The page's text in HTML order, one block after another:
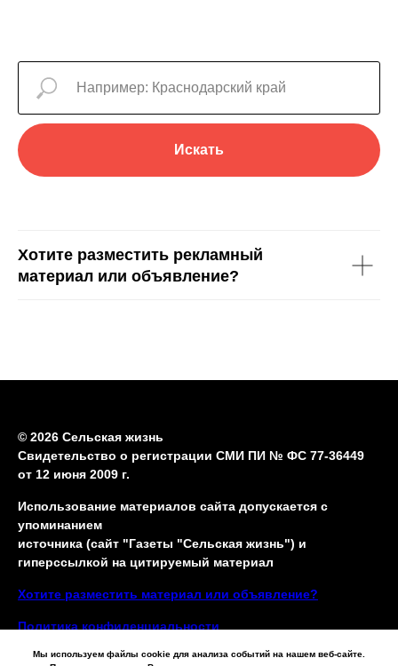
Искать
Хотите разместить рекламный
материал или объявление?
© 2026 Сельская жизнь
Свидетельство о регистрации СМИ ПИ № ФС 77-36449
от 12 июня 2009 г.
Использование материалов сайта допускается с
упоминанием
источника (сайт "Газеты "Сельская жизнь") и
гиперссылкой на цитируемый материал
Хотите разместить материал или объявление?
Политика конфиденциальности
Мы используем файлы cookie для анализа событий на нашем веб-сайте.